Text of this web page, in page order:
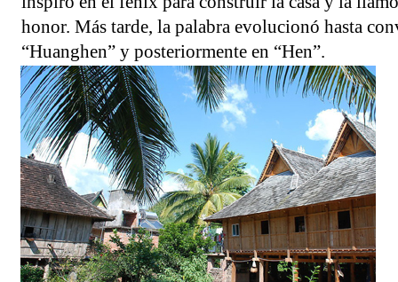
honor. Más tarde, la palabra evolucionó hasta
“Huanghen” y posteriormente en “Hen”.